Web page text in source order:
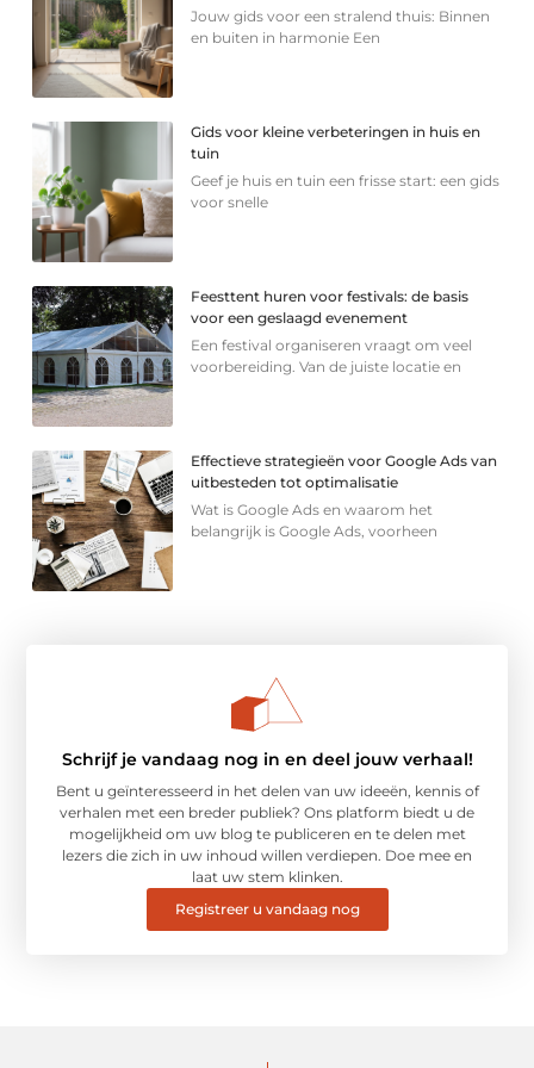
Jouw gids voor een stralend thuis: Binnen
en buiten in harmonie Een
Gids voor kleine verbeteringen in huis en
tuin
Geef je huis en tuin een frisse start: een gids
voor snelle
Feesttent huren voor festivals: de basis
voor een geslaagd evenement
Een festival organiseren vraagt om veel
voorbereiding. Van de juiste locatie en
Effectieve strategieën voor Google Ads van
uitbesteden tot optimalisatie
Wat is Google Ads en waarom het
belangrijk is Google Ads, voorheen
Schrijf je vandaag nog in en deel jouw verhaal!
Bent u geïnteresseerd in het delen van uw ideeën, kennis of
verhalen met een breder publiek? Ons platform biedt u de
mogelijkheid om uw blog te publiceren en te delen met
lezers die zich in uw inhoud willen verdiepen. Doe mee en
laat uw stem klinken.
Registreer u vandaag nog